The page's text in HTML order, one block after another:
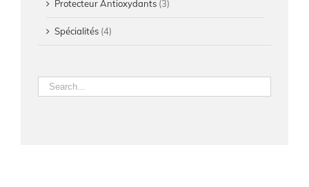
Protecteur Antioxydants (3)
Spécialités (4)